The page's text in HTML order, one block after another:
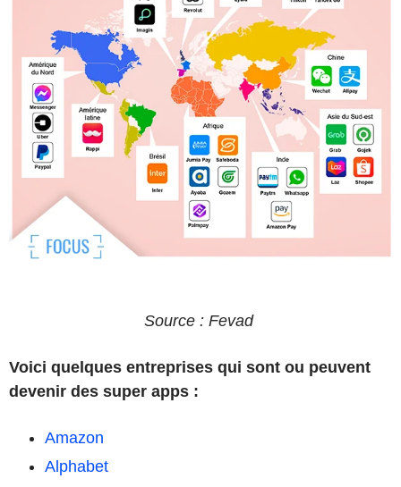
Source : Fevad
Voici quelques entreprises qui sont ou peuvent
devenir des super apps :
Amazon
Alphabet